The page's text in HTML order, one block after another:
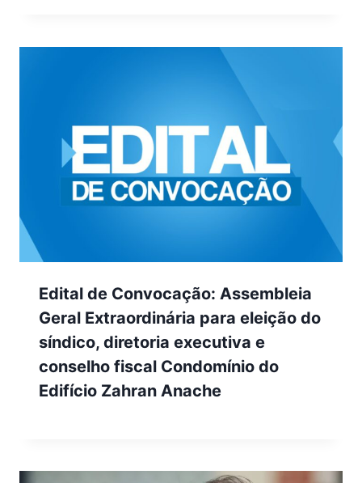
Edital de Convocação: Assembleia
Geral Extraordinária para eleição do
síndico, diretoria executiva e
conselho fiscal Condomínio do
Edifício Zahran Anache